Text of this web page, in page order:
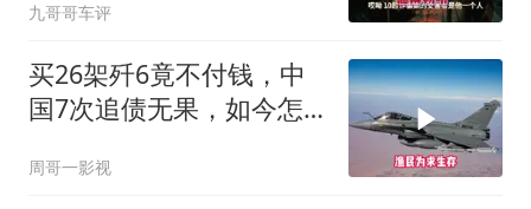
九哥哥车评
买26架歼6竟不付钱，中
国7次追债无果，如今怎
周哥一影视